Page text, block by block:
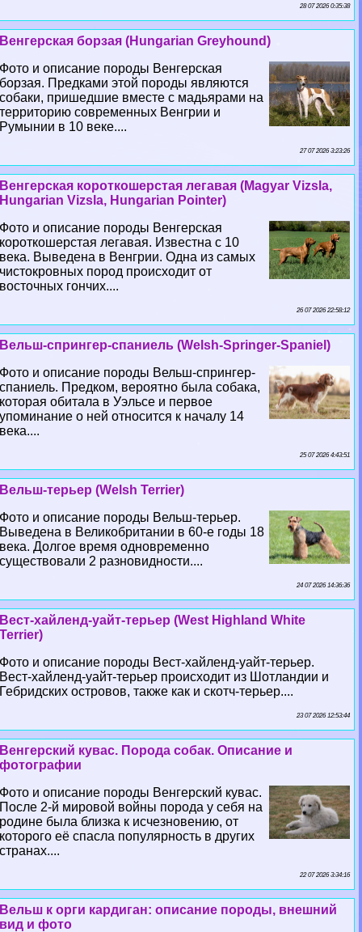
28 07 2026 0:35:38
Венгерская борзая (Hungarian Greyhound)
Фото и описание породы Венгерская
борзая. Предками этой породы являются
собаки, пришедшие вместе с мадьярами на
территорию современных Венгрии и
Румынии в 10 веке....
27 07 2026 3:23:26
Венгерская короткошерстая легавая (Magyar Vizsla,
Hungarian Vizsla, Hungarian Pointer)
Фото и описание породы Венгерская
короткошерстая легавая. Известна с 10
века. Выведена в Венгрии. Одна из самых
чистокровных пород происходит от
восточных гончих....
26 07 2026 22:58:12
Вельш-спрингер-спаниель (Welsh-Springer-Spaniel)
Фото и описание породы Вельш-спрингер-
спаниель. Предком, вероятно была собака,
которая обитала в Уэльсе и первое
упоминание о ней относится к началу 14
века....
25 07 2026 4:43:51
Вельш-терьер (Welsh Terrier)
Фото и описание породы Вельш-терьер.
Выведена в Великобритании в 60-е годы 18
века. Долгое время одновременно
существовали 2 разновидности....
24 07 2026 14:36:36
Вест-хайленд-уайт-терьер (West Highland White
Terrier)
Фото и описание породы Вест-хайленд-уайт-терьер.
Вест-хайленд-уайт-терьер происходит из Шотландии и
Гебридских островов, также как и скотч-терьер....
23 07 2026 12:53:44
Венгерский кувас. Порода собак. Описание и
фотографии
Фото и описание породы Венгерский кувас.
После 2-й мировой войны порода у себя на
родине была близка к исчезновению, от
которого её спасла популярность в других
странах....
22 07 2026 3:34:16
Вельш к opги кардиган: описание породы, внешний
вид и фото